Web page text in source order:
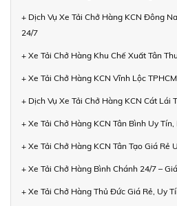
+ Dịch Vụ Xe Tải Chở Hàng KCN Đông
24/7
+ Xe Tải Chở Hàng Khu Chế Xuất Tân
+ Xe Tải Chở Hàng KCN Vĩnh Lộc
+ Dịch Vụ Xe Tải Chở Hàng KCN Cát Lái
+ Xe Tải Chở Hàng KCN Tân Bình Uy
+ Xe Tải Chở Hàng KCN Tân Tạo Giá Rẻ
+ Xe Tải Chở Hàng Bình Chánh 24/7 –
+ Xe Tải Chở Hàng Thủ Đức Giá Rẻ, Uy